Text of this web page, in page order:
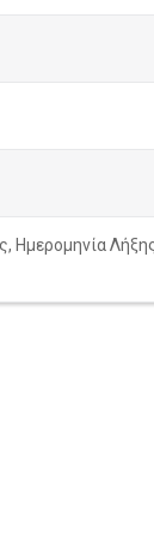
Ημερομηνία